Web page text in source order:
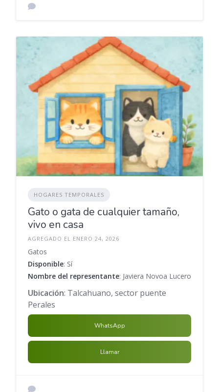
HOGARES TEMPORALES
Gato o gata de cualquier tamaño,
vivo en casa
AGREGADO EL ENERO 24, 2026
Gatos
Disponible: Sí
Nombre del representante: Javiera Novoa Lucero
Ubicación: Talcahuano, sector puente
Perales
WhatsApp
Llamar